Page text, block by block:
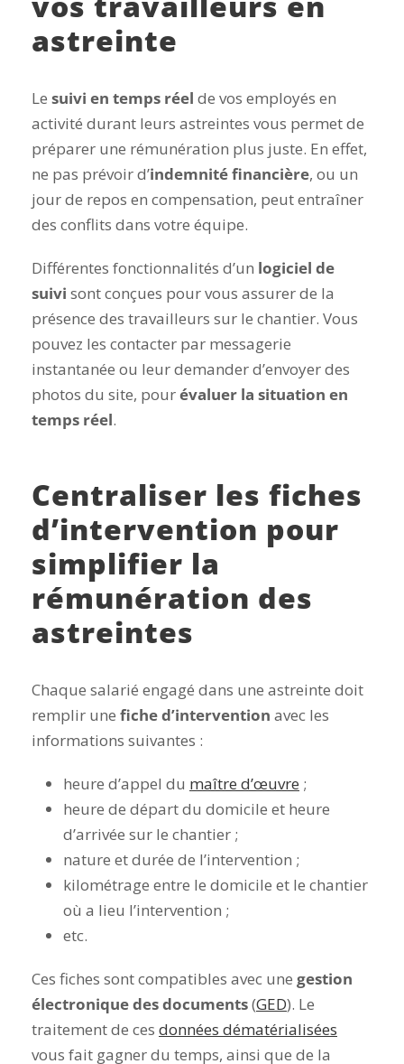
astreinte
Le suivi en temps réel de vos employés en
activité durant leurs astreintes vous permet de
préparer une rémunération plus juste. En effet,
ne pas prévoir d’indemnité financière, ou un
jour de repos en compensation, peut entraîner
des conflits dans votre équipe.
Différentes fonctionnalités d’un logiciel de
suivi sont conçues pour vous assurer de la
présence des travailleurs sur le chantier. Vous
pouvez les contacter par messagerie
instantanée ou leur demander d’envoyer des
photos du site, pourévaluer la situation en
temps réel.
Centraliser les fiches
d’intervention pour
simplifier la
rémunération des
astreintes
Chaque salarié engagé dans une astreinte doit
remplir une fiche d’intervention avec les
informations suivantes :
heure d’appel du maître d’œuvre ;
heure de départ du domicile et heure
d’arrivée sur le chantier ;
nature et durée de l’intervention ;
kilométrage entre le domicile et le chantier
où a lieu l’intervention ;
etc.
Ces fiches sont compatibles avec une gestion
électronique des documents(GED). Le
traitement de ces données dématérialisées
vous fait gagner du temps, ainsi que de la